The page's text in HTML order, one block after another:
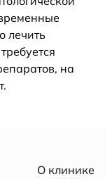
лечить
на
О клинике